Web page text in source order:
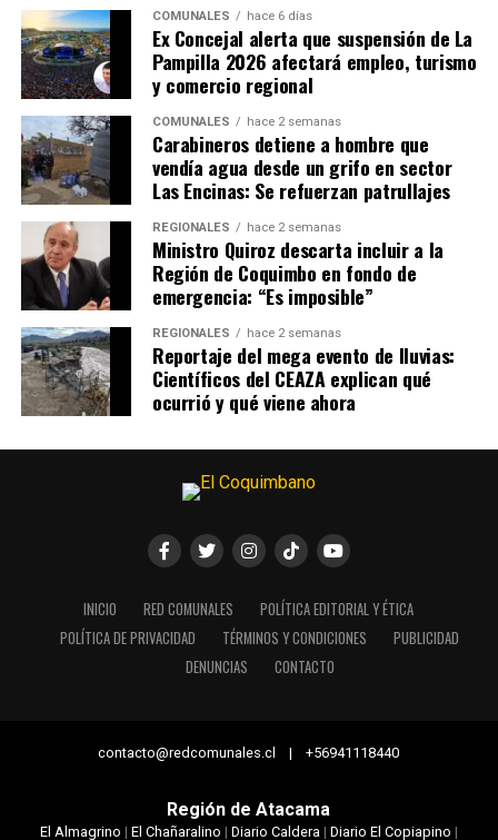
COMUNALES hace 6 días
Ex Concejal alerta que suspensión de La
Pampilla 2026 afectará empleo, turismo
y comercio regional
COMUNALES hace 2 semanas
Carabineros detiene a hombre que
vendía agua desde un grifo en sector
Las Encinas: Se refuerzan patrullajes
REGIONALES hace 2 semanas
Ministro Quiroz descarta incluir a la
Región de Coquimbo en fondo de
emergencia: “Es imposible”
REGIONALES hace 2 semanas
Reportaje del mega evento de lluvias:
Científicos del CEAZA explican qué
ocurrió y qué viene ahora
INICIO RED COMUNALES
POLÍTICA EDITORIAL Y ÉTICA
POLÍTICA DE PRIVACIDAD
TÉRMINOS Y CONDICIONES
PUBLICIDAD
DENUNCIAS
CONTACTO
contacto@redcomunales.cl | +56941118440
Región de Atacama
El Almagrino | El Chañaralino | Diario Caldera| Diario El Copiapino |